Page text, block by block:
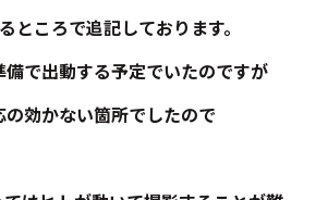
ところで追記しております。
で出動する予定でいたのですが
効かない箇所でしたので